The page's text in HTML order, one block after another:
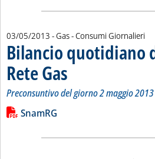
03/05/2013 - Gas - Consumi Giornalieri
Bilancio quotidiano
Rete Gas . Sottotitolo: Preconsuntivo del
. Pubblicata venerdì 03
Preconsuntivo del giorno 2 maggio 2013
Leggi tutta la notizia: 'Bilancio
Lista allegati PDF alla
SnamRG